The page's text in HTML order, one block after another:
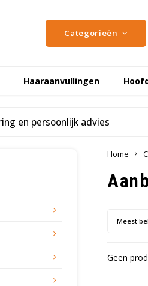
Categorieën
Haaraanvullingen
en persoonlijk advies
Home
Meest
Geen